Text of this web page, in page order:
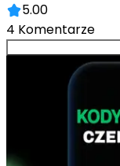
5.00
4 Komentarze